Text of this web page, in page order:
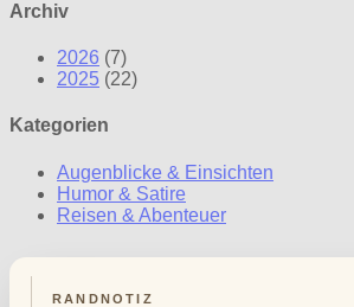
Archiv
2026 (7)
2025 (22)
Kategorien
Augenblicke & Einsichten
Humor & Satire
Reisen & Abenteuer
RANDNOTIZ